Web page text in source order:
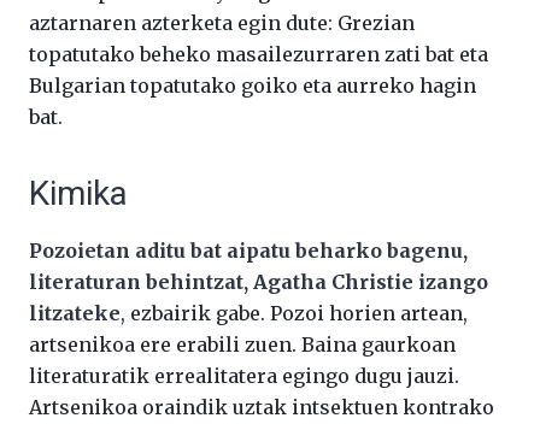
aztarnaren azterketa egin dute: Grezian
topatutako beheko masailezurraren zati bat eta
Bulgarian topatutako goiko eta aurreko hagin
bat.
Kimika
Pozoietan aditu bat aipatu beharko bagenu,
literaturan behintzat, Agatha Christie izango
litzateke, ezbairik gabe. Pozoi horien artean,
artsenikoa ere erabili zuen. Baina gaurkoan
literaturatik errealitatera egingo dugu jauzi.
Artsenikoa oraindik uztak intsektuen kontrako